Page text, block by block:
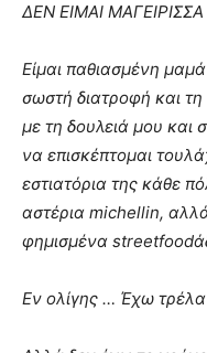
ΔΕΝ ΕΙΜΑΙ ΜΑΓΕΙΡΙΣΣΑ
Είμαι παθιασμένη
σωστή διατροφή και
με τη δουλειά μου και
να επισκέπτομαι
εστιατόρια της κάθε
αστέρια michellin,
φημισμένα
Εν ολίγης … Έχω